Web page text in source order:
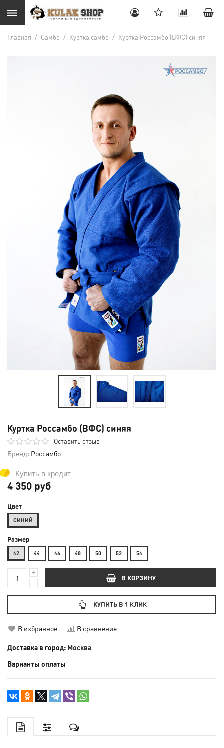
Главная / Самбо / Куртка самбо / Куртка Россамбо (ВФС) синяя
Куртка Россамбо (ВФС) синяя
Оставить отзыв
Бренд: Россамбо
Купить в кредит
4 350 руб
Цвет
СИНИЙ
Размер
42 44 46 48 50 52 54
В КОРЗИНУ
КУПИТЬ В 1 КЛИК
В избранное В сравнение
Доставка в город: Москва
Варианты оплаты